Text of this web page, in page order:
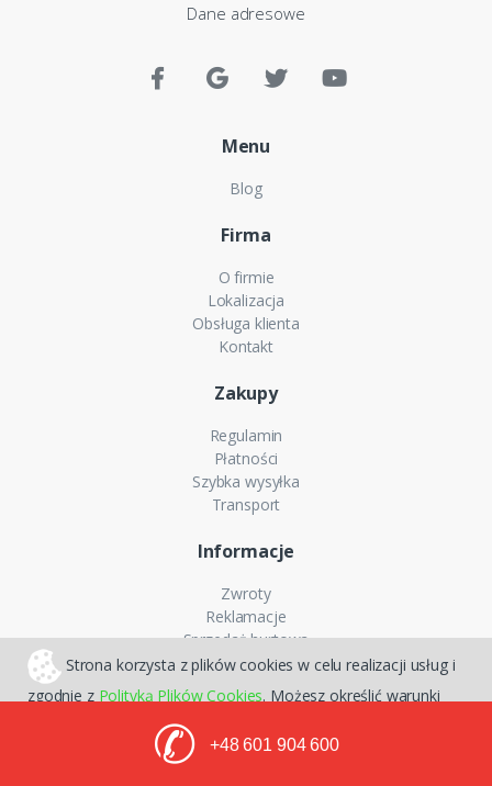
Strona korzysta z plików cookies w celu realizacji usług i
zgodnie z Polityką Plików Cookies. Możesz określić warunki
Akceptuję
Dane adresowe
Menu
Blog
Firma
O firmie
Lokalizacja
Obsługa klienta
Kontakt
Zakupy
Regulamin
Płatności
Szybka wysyłka
Transport
Informacje
Zwroty
Reklamacje
Sprzedaż hurtowa
Zakup na raty
Sklepy internetowe CStore
✆ +48 601 904 600